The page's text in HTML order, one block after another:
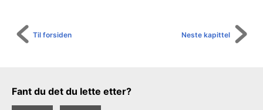
Neste kapittel
Til forsiden
Tilbakemeldingsskjema
Fant du det du lette etter?